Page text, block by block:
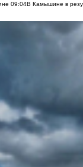
09:04В Камышине в